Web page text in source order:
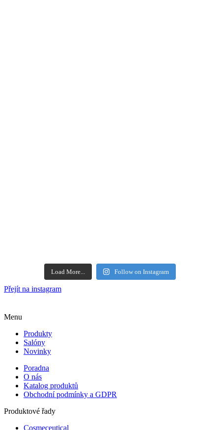
Load More... Follow on Instagram
Přejít na instagram
Menu
Produkty
Salóny
Novinky
Poradna
O nás
Katalog produktů
Obchodní podmínky a GDPR
Produktové řady
Cosmeceutical